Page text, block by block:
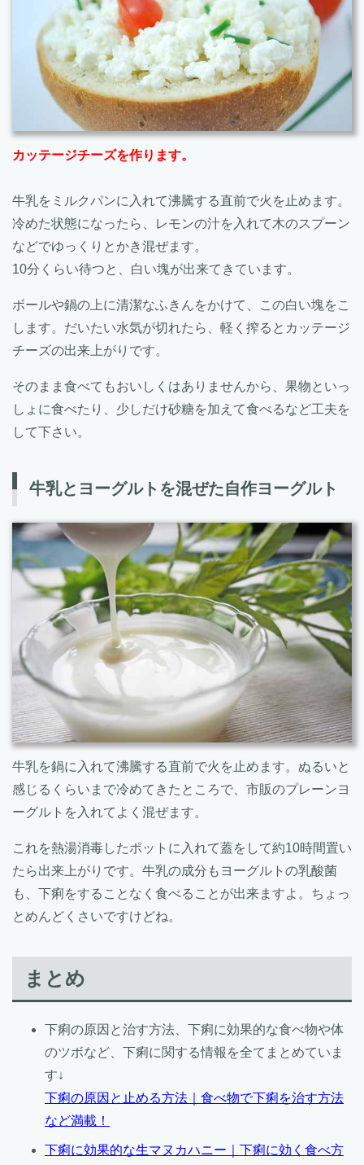
カッテージチーズを作ります。
牛乳をミルクパンに入れて沸騰する直前で火を止めます。
冷めた状態になったら、レモンの汁を入れて木のスプーン
などでゆっくりとかき混ぜます。
10分くらい待つと、白い塊が出来てきています。
ボールや鍋の上に清潔なふきんをかけて、この白い塊をこ
します。だいたい水気が切れたら、軽く搾るとカッテージ
チーズの出来上がりです。
そのまま食べてもおいしくはありませんから、果物といっ
しょに食べたり、少しだけ砂糖を加えて食べるなど工夫を
して下さい。
牛乳とヨーグルトを混ぜた自作ヨーグルト
牛乳を鍋に入れて沸騰する直前で火を止めます。ぬるいと
感じるくらいまで冷めてきたところで、市販のプレーンヨ
ーグルトを入れてよく混ぜます。
これを熱湯消毒したポットに入れて蓋をして約10時間置い
たら出来上がりです。牛乳の成分もヨーグルトの乳酸菌
も、下痢をすることなく食べることが出来ますよ。ちょっ
とめんどくさいですけどね。
まとめ
下痢の原因と治す方法、下痢に効果的な食べ物や体
のツボなど、下痢に関する情報を全てまとめていま
す↓
下痢の原因と止める方法｜食べ物で下痢を治す方法
など満載！
下痢に効果的な生マヌカハニー｜下痢に効く食べ方